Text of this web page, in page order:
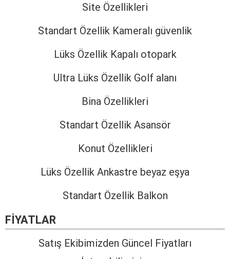
Site Özellikleri
Standart Özellik Kameralı güvenlik
Lüks Özellik Kapalı otopark
Ultra Lüks Özellik Golf alanı
Bina Özellikleri
Standart Özellik Asansör
Konut Özellikleri
Lüks Özellik Ankastre beyaz eşya
Standart Özellik Balkon
FIYATLAR
Satış Ekibimizden Güncel Fiyatları